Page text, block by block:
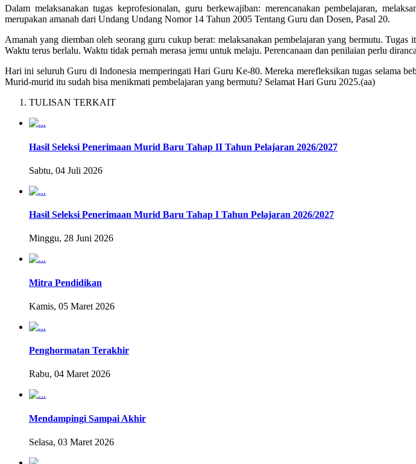
Dalam melaksanakan tugas keprofesionalan, guru berkewajiban: merencanakan pembelajaran,
merupakan amanah dari Undang Undang Nomor 14 Tahun 2005 Tentang Guru dan Dosen, Pasal 20.
Amanah yang diemban oleh seorang guru cukup berat: melaksanakan pembelajaran yang bermutu.
Waktu terus berlalu. Waktu tidak pernah merasa jemu untuk melaju. Perencanaan dan penilaian perlu
Hari ini seluruh Guru di Indonesia memperingati Hari Guru Ke-80. Mereka merefleksikan tugas selama
Murid-murid itu sudah bisa menikmati pembelajaran yang bermutu? Selamat Hari Guru 2025.(aa)
TULISAN TERKAIT
Hasil Seleksi Penerimaan Murid Baru Tahap II Tahun Pelajaran 2026/2027
Sabtu, 04 Juli 2026
Hasil Seleksi Penerimaan Murid Baru Tahap I Tahun Pelajaran 2026/2027
Minggu, 28 Juni 2026
Mitra Pendidikan
Kamis, 05 Maret 2026
Penghormatan Terakhir
Rabu, 04 Maret 2026
Mendampingi Sampai Akhir
Selasa, 03 Maret 2026